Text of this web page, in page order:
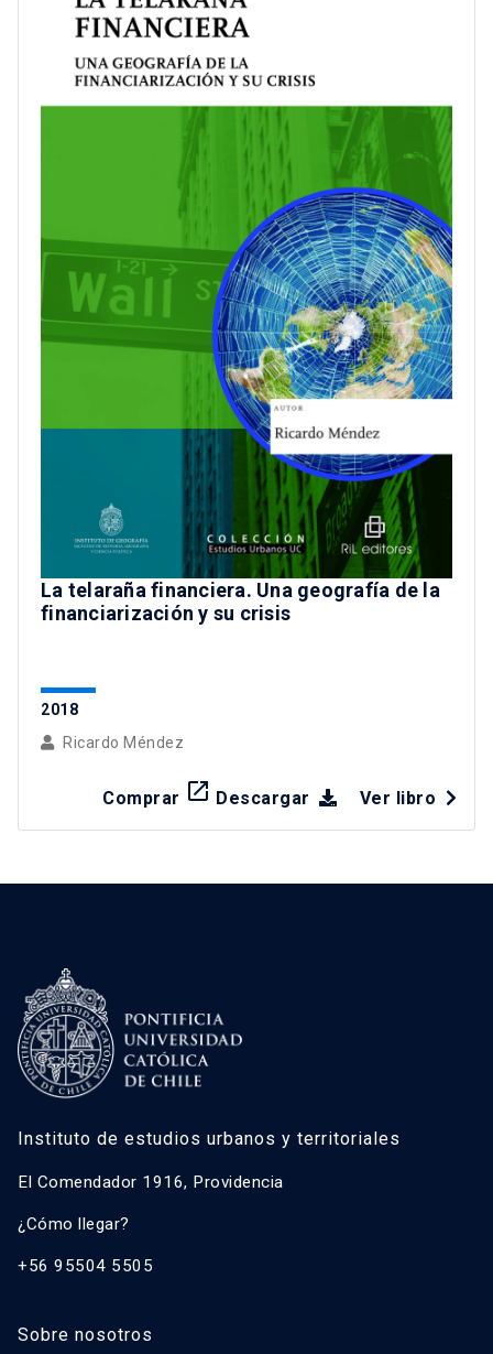
La telaraña financiera. Una geografía de la
financiarización y su crisis
2018
Ricardo Méndez
Comprar launch Descargar Ver libro
Instituto de estudios urbanos y territoriales
El Comendador 1916, Providencia
¿Cómo llegar?
+56 95504 5505
Sobre nosotros